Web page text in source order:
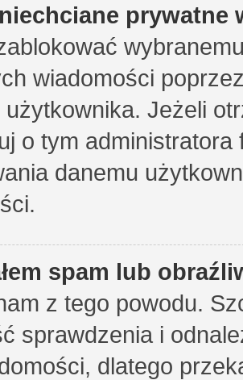
prywatne
wiadomości
użytkownika. Jeżeli
o tym
danemu
spam lub
z tego powodu.
sprawdzenia i
dlatego